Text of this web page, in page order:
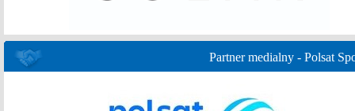
Partner medialny - Polsat